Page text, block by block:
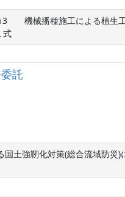
　機械播種施工による植生
託
土強靭化対策(総合流域防災)